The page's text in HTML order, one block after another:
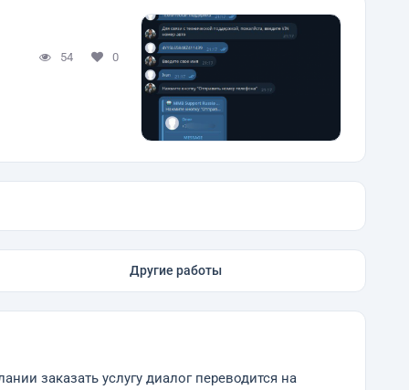
54 0
Другие работы
заказать услугу диалог переводится на